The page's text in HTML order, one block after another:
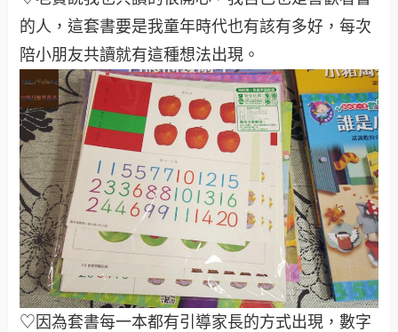
的人，這套書要是我童年時代也有該有多好，每次
陪小朋友共讀就有這種想法出現。
♡因為套書每一本都有引導家長的方式出現，數字